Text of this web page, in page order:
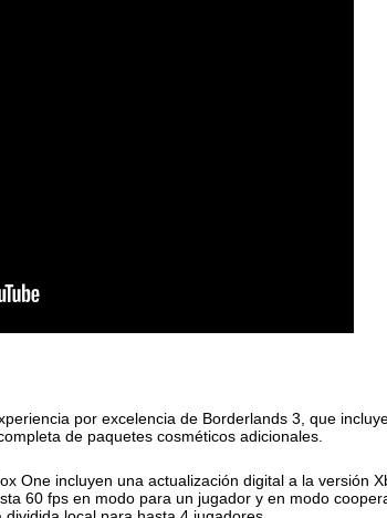
por excelencia de Borderlands 3, que
de paquetes cosméticos adicionales.
One incluyen una actualización digital a la versión
60 fps en modo para un jugador y en modo